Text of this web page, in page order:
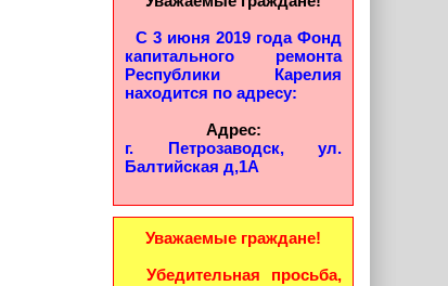
С 3 июня 2019 года Фонд
капитального ремонта
Республики Карелия
находится по адресу:
Адрес:
г. Петрозаводск, ул.
Балтийская д,1А
Уважаемые граждане!
Убедительная просьба,